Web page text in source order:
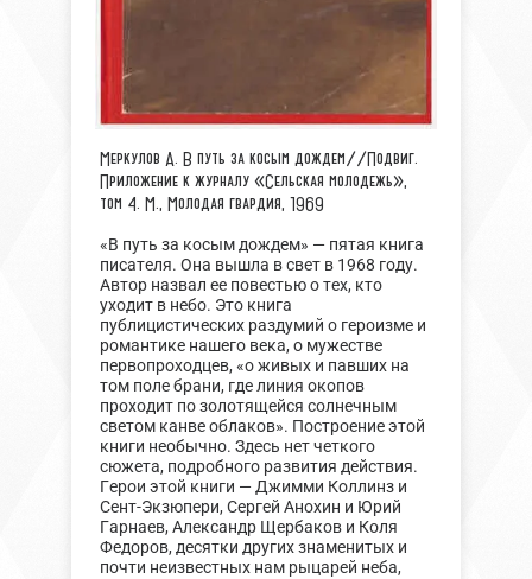
Меркулов А. В путь за косым дождем//Подвиг.
Приложение к журналу «Сельская молодежь»,
том 4. М., Молодая гвардия, 1969
«В путь за косым дождем» — пятая книга
писателя. Она вышла в свет в 1968 году.
Автор назвал ее повестью о тех, кто
уходит в небо. Это книга
публицистических раздумий о героизме и
романтике нашего века, о мужестве
первопроходцев, «о живых и павших на
том поле брани, где линия окопов
проходит по золотящейся солнечным
светом канве облаков». Построение этой
книги необычно. Здесь нет четкого
сюжета, подробного развития действия.
Герои этой книги — Джимми Коллинз и
Сент-Экзюпери, Сергей Анохин и Юрий
Гарнаев, Александр Щербаков и Коля
Федоров, десятки других знаменитых и
почти неизвестных нам рыцарей неба,